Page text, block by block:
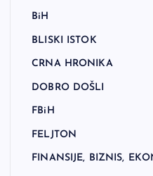
BiH
BLISKI ISTOK
CRNA HRONIKA
DOBRO DOŠLI
FBiH
FELJTON
FINANSIJE, BIZNIS,